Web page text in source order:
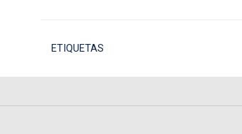
ETIQUETAS